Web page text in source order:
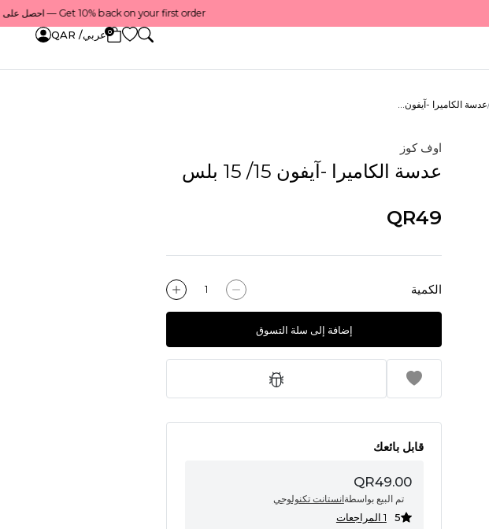
Get 10% back on your first order — احصل على 10٪ على أول طلب لك    |    Use code: Welcome10 — استخدم الرمز: Welcome10    |    Order before 1 PM for same-day delivery in Qatar — اطلب قبل الساعة 1 ظهرًا للتوصيل في نفس اليوم داخل قطر
0 عربي/ QAR
عدسة الكاميرا -آيفون...
اوف كوز
عدسة الكاميرا -آيفون 15/ 15 بلس
QR49
الكمية
إضافة إلى سلة التسوق
قابل بائعك
QR49.00
تم البيع بواسطةانستانت تكنولوجي
5
1 المراجعات